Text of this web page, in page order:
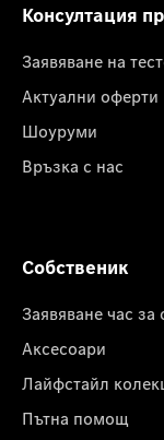
Консултация
Заявяване на
Актуални оферти
Шоуруми
Връзка с нас
Собственик
Заявяване час
Аксесоари
Лайфстайл
Пътна помощ